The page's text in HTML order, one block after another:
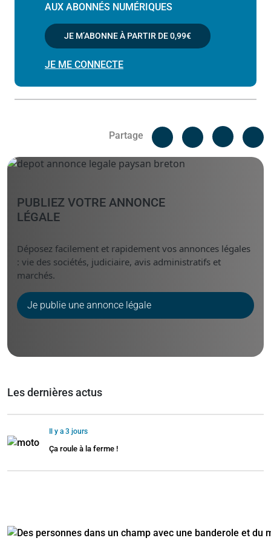
AUX ABONNÉS NUMÉRIQUES
JE M’ABONNE À PARTIR DE0,99€
JE ME CONNECTE
Partage
Facebook
Linked
PUBLIEZ VOTRE ANNONCE
LÉGALE
Déposez facilement et rapidement vos annonces légales
: vie des sociétés, judiciaire, avis administratifs et
marchés.
Je publie une annonce légale
Les dernières actus
Il y a 3 jours
Ça roule à la ferme !